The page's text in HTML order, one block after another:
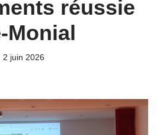
réussie
Monial
2 juin 2026